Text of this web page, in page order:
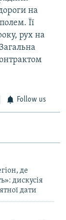
на
Її
рух на
Follow us
де
дискусія
дати